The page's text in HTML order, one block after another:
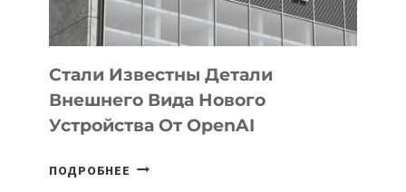
ИНТЕЛЛЕКТА
Стали Известны Детали
Внешнего Вида Нового
Устройства От OpenAI
ПОДРОБНЕЕ СТАЛИ